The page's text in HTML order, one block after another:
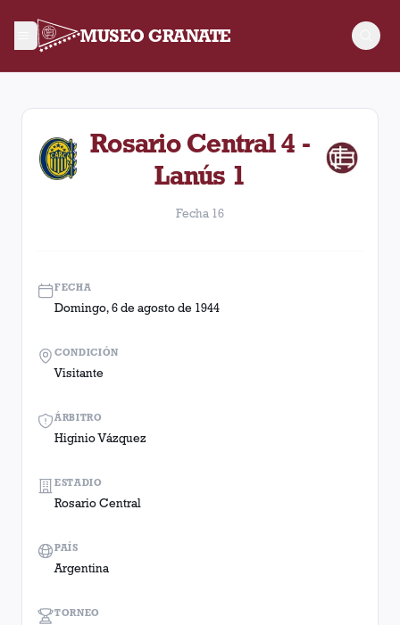
MUSEO GRANATE
Fecha 16. Partido entre Lanús y Rosario Central disputado
Rosario Central 4 -
Lanús 1
Fecha 16
FECHA
Domingo, 6 de agosto de 1944
ÁRBITRO
Higinio Vázquez
TORNEO
CONDICIÓN
Visitante
ESTADIO
Rosario Central
PAÍS
Argentina